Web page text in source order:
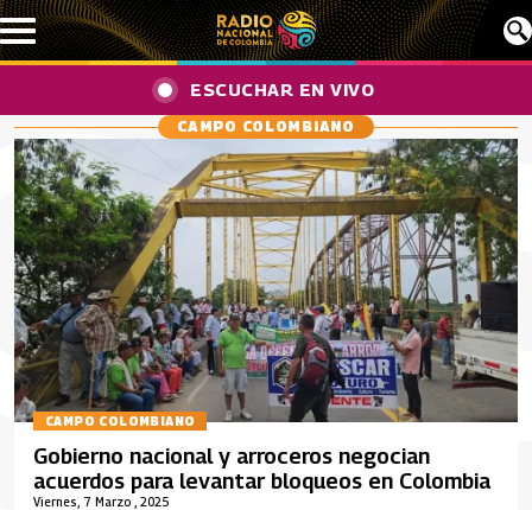
Pasar al contenido principal
ESCUCHAR EN VIVO
CAMPO COLOMBIANO
CAMPO COLOMBIANO
Viernes, 7 Marzo , 2025
Gobierno nacional y arroceros negocian
acuerdos para levantar bloqueos en Colombia